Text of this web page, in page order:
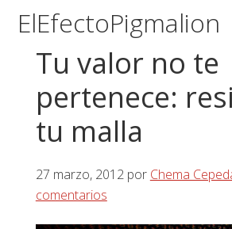
Saltar
navegación
principal
Saltar
contenido
principal
Saltar
lateral
principal
ElEfectoPigmalion
Tu valor no te
pertenece:
tu malla
27 marzo, 2012por Chema
comentarios